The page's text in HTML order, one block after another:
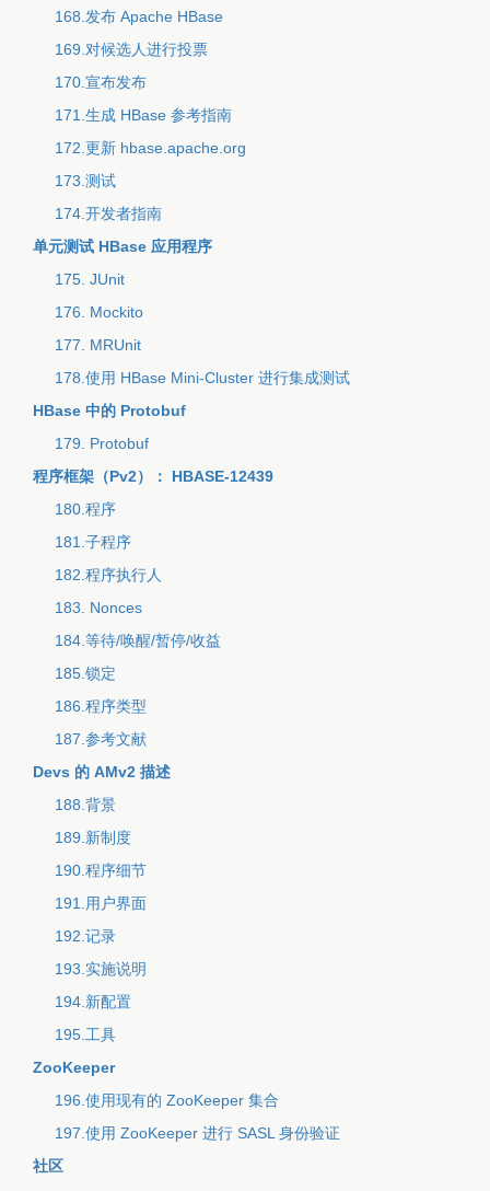
168.发布 Apache HBase
169.对候选人进行投票
170.宣布发布
171.生成 HBase 参考指南
172.更新 hbase.apache.org
173.测试
174.开发者指南
单元测试 HBase 应用程序
175. JUnit
176. Mockito
177. MRUnit
178.使用 HBase Mini-Cluster 进行集成测试
HBase 中的 Protobuf
179. Protobuf
程序框架（Pv2）： HBASE-12439
180.程序
181.子程序
182.程序执行人
183. Nonces
184.等待/唤醒/暂停/收益
185.锁定
186.程序类型
187.参考文献
Devs 的 AMv2 描述
188.背景
189.新制度
190.程序细节
191.用户界面
192.记录
193.实施说明
194.新配置
195.工具
ZooKeeper
196.使用现有的 ZooKeeper 集合
197.使用 ZooKeeper 进行 SASL 身份验证
社区